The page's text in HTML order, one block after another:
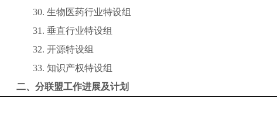
30.生物医药行业特设组
31.垂直行业特设组
32.开源特设组
33.知识产权特设组
二、分联盟工作进展及计划